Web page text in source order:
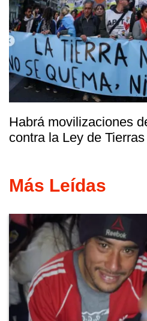
Habrá movilizaciones
contra la Ley de
Más Leídas